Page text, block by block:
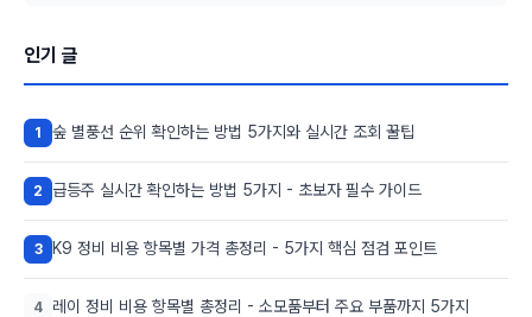
인기 글
1 숲 별풍선 순위 확인하는 방법 5가지와 실시간 조회 꿀팁
2 급등주 실시간 확인하는 방법 5가지 - 초보자 필수 가이드
3 K9 정비 비용 항목별 가격 총정리 - 5가지 핵심 점검 포인트
4 레이 정비 비용 항목별 총정리 - 소모품부터 주요 부품까지 5가지